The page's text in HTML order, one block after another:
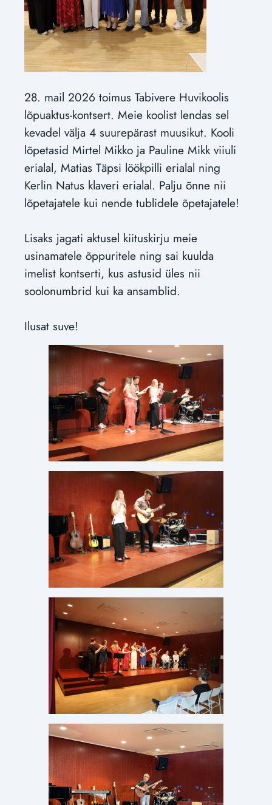
28. mail 2026 toimus Tabivere Huvikoolis
lõpuaktus-kontsert. Meie koolist lendas sel
kevadel välja 4 suurepärast muusikut. Kooli
lõpetasid Mirtel Mikko ja Pauline Mikk viiuli
erialal, Matias Täpsi löökpilli erialal ning
Kerlin Natus klaveri erialal. Palju õnne nii
lõpetajatele kui nende tublidele õpetajatele!
Lisaks jagati aktusel kiituskirju meie
usinamatele õppuritele ning sai kuulda
imelist kontserti, kus astusid üles nii
soolonumbrid kui ka ansamblid.
Ilusat suve!